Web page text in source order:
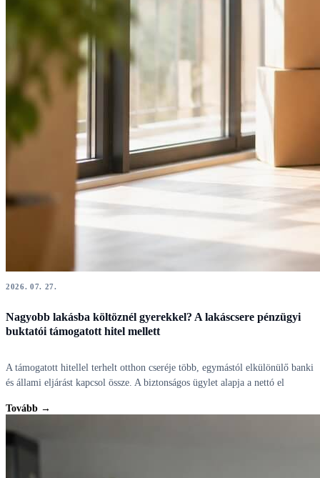
2026. 07. 27.
Nagyobb lakásba költöznél gyerekkel? A lakáscsere pénzügyi
buktatói támogatott hitel mellett
A támogatott hitellel terhelt otthon cseréje több, egymástól elkülönülő banki
és állami eljárást kapcsol össze. A biztonságos ügylet alapja a nettó el
Tovább →